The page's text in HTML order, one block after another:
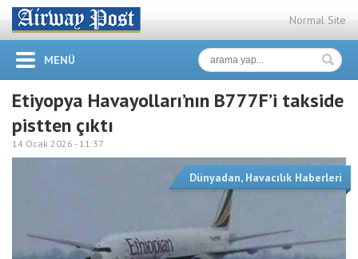
Normal Site
MENÜ
Etiyopya Havayolları’nın B777F’i takside
pistten çıktı
14 Ocak 2026 - 11:37
Dünyadan, Havacılık Haberleri